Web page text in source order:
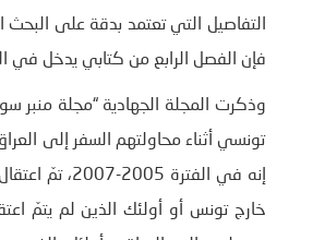
التفاصيل التي تعتمد بدقة على
فإن الفصل الرابع من كتابي يدخل في
تونسي أثناء محاولتهم السفر إلى